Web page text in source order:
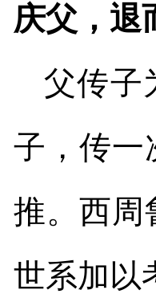
庆父，退
父传子
子，传一
推。西周
世系加以